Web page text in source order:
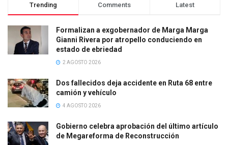
Trending Comments Latest
Formalizan a exgobernador de Marga Marga
Gianni Rivera por atropello conduciendo en
estado de ebriedad
2 AGOSTO 2026
Dos fallecidos deja accidente en Ruta 68 entre
camión y vehículo
4 AGOSTO 2026
Gobierno celebra aprobación del último artículo
de Megareforma de Reconstrucción